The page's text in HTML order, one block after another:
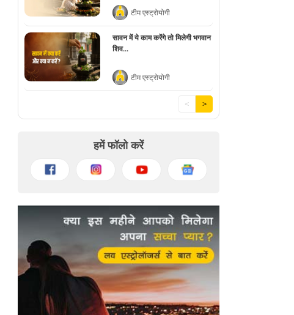
टीम एस्ट्रोयोगी
सावन में ये काम करेंगे तो मिलेगी भगवान
शिव...
टीम एस्ट्रोयोगी
< >
हमें फॉलो करें